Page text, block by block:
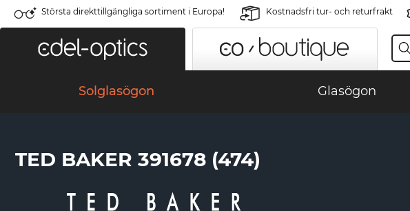
Största direkttillgängliga sortiment i Europa! Kostnadsfri tur- och returfrakt
Solglasögon Glasögon
TED BAKER 391678 (474)